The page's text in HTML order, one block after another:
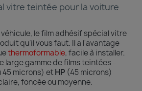
vitre teintée pour la voiture
le film adhésif spécial vitre
qu'il vous faut. Il a l'avantage
thermoformable, facile à installer.
large gamme de films teintées -
45 microns) etHP (45 microns)
foncée ou moyenne.